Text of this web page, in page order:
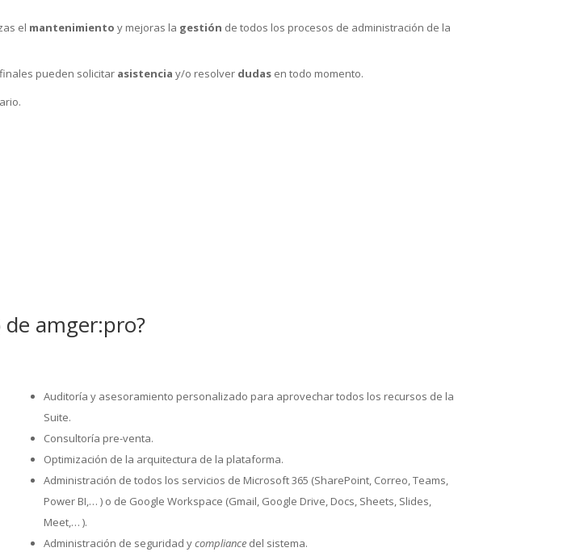
el mantenimiento y mejoras la gestión de todos los procesos de administración de la
pueden solicitar asistencia y/o resolver dudas en todo momento.
amger:pro?
Auditoría y asesoramiento personalizado para aprovechar todos los recursos de la
Suite.
Consultoría pre-venta.
Optimización de la arquitectura de la plataforma.
Administración de todos los servicios de Microsoft 365 (SharePoint, Correo, Teams,
Power BI,… ) o de Google Workspace (Gmail, Google Drive, Docs, Sheets, Slides,
Meet,… ).
Administración de seguridad ycompliance del sistema.